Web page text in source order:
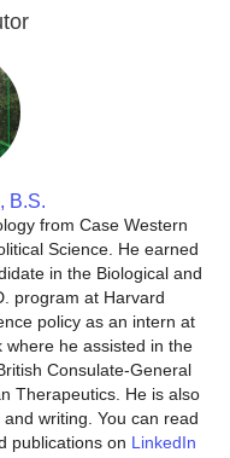
B.S.
from Case Western
Science. He earned
in the Biological and
program at Harvard
policy as an intern at
where he assisted in the
Consulate-General
Therapeutics. He is also
writing. You can read
publications on LinkedIn